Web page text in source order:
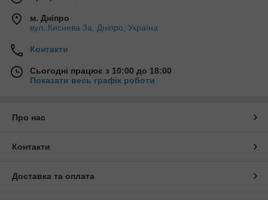
м. Дніпро
вул. Киснева 3а, Дніпро, Україна
Контакти
Сьогодні працює з 10:00 до 18:00
Показати весь графік роботи
Про нас
Контакти
Доставка та оплата